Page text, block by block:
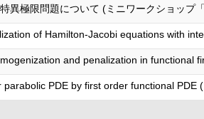
異極限問題について (ミニワークショップ
of Hamilton-Jacobi equations with
and penalization in functional
PDE by first order functional PDE